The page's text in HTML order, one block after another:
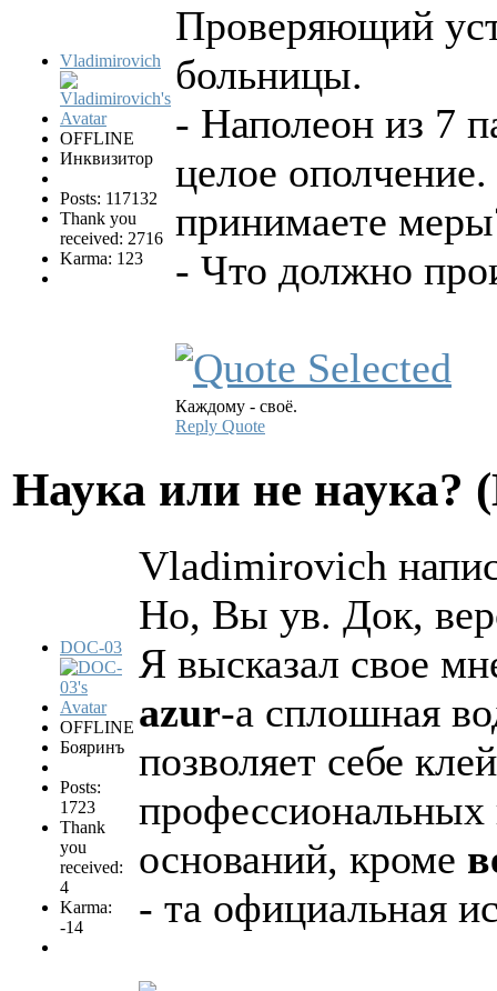
Vladimirovich
OFFLINE
Инквизитор
Posts: 117132
Thank you
received: 2716
Karma: 123
Проверяющий
больницы.
- Наполеон из 7
целое
принимаете
- Что должно
Каждому - своё.
Reply Quote
Hаука или не наука?
DOC-03
OFFLINE
Бояринъ
Posts:
1723
Thank
you
received:
4
Karma:
-14
Vladimirovich
Но, Вы ув. Док,
Я высказал свое
azur-а сплошная
позволяет себе
профессиональных
оснований, кроме
- та официальная